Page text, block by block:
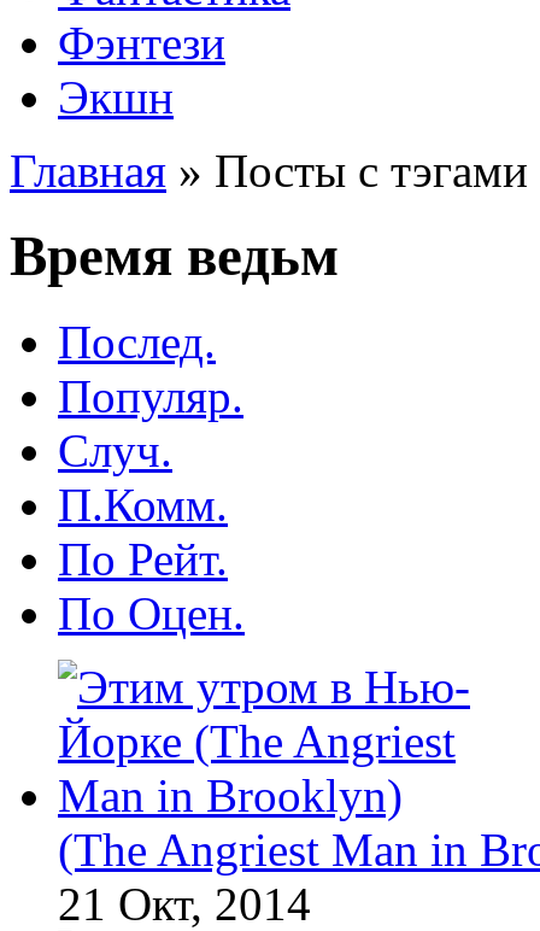
Фэнтези
Экшн
Главная » Посты с
Время ведьм
Послед.
Популяр.
Случ.
П.Комм.
По Рейт.
По Оцен.
(The Angriest Man in
21 Окт, 2014